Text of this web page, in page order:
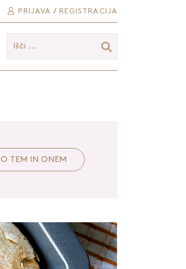
PRIJAVA / REGISTRACIJA
Išči ...
O TEM IN ONEM